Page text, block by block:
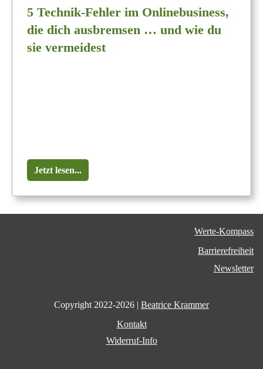
5 Technik-Fehler im Onlinebusiness,
die dich ausbremsen … und wie du
sie vermeidest
Jetzt lesen...
Copyright 2022-2026 | Beatrice Krammer
Kontakt
Widerruf-Info
Werte-Kompass
Barrierefreiheit
Newsletter